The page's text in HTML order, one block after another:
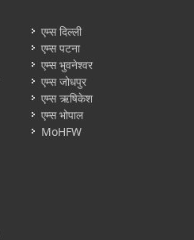
एम्स दिल्ली
एम्स पटना
एम्स भुवनेश्वर
एम्स जोधपुर
एम्स ऋषिकेश
एम्स भोपाल
MoHFW